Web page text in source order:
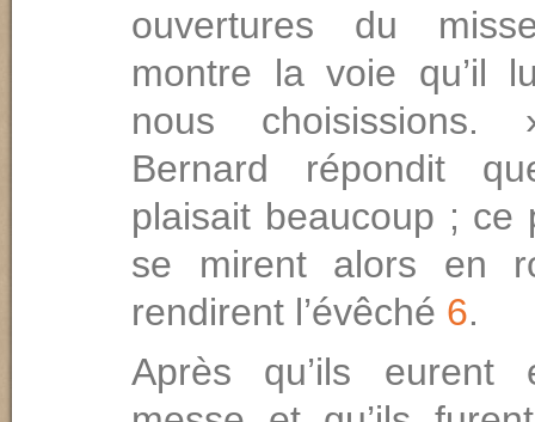
ouvertures du
montre la voie qu’il
nous choisis­sions.
Bernard répondit
plaisait beau­coup ; ce
se mirent alors en
rendi­rent l’évêché 6.
Après qu’ils eurent